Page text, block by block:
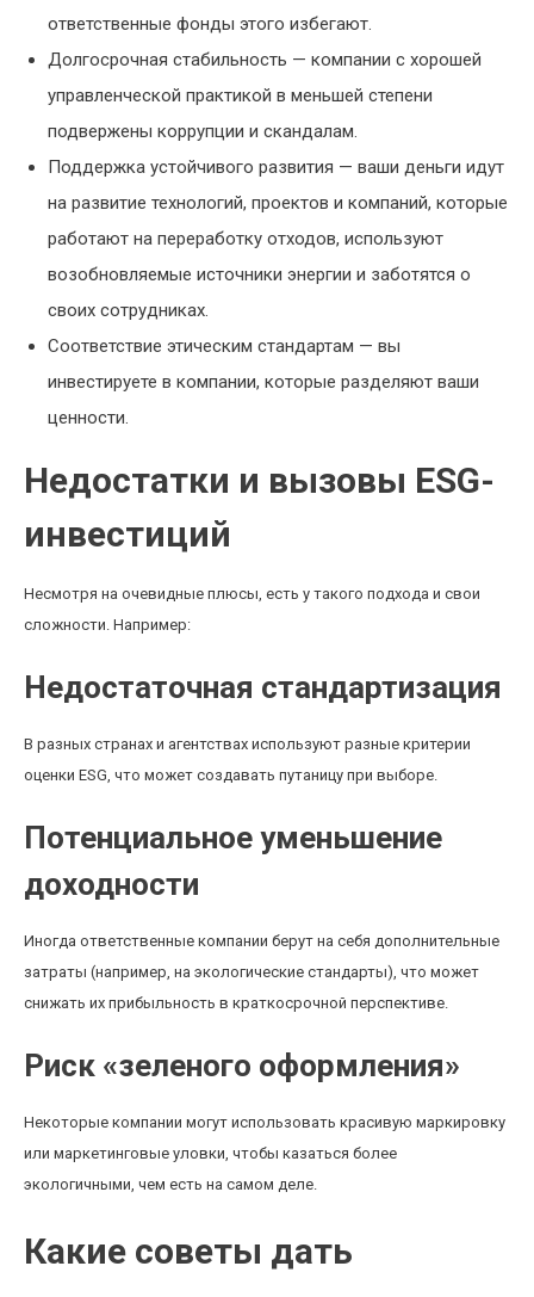
ответственные фонды этого избегают.
Долгосрочная стабильность — компании с хорошей
управленческой практикой в меньшей степени
подвержены коррупции и скандалам.
Поддержка устойчивого развития — ваши деньги идут
на развитие технологий, проектов и компаний, которые
работают на переработку отходов, используют
возобновляемые источники энергии и заботятся о
своих сотрудниках.
Соответствие этическим стандартам — вы
инвестируете в компании, которые разделяют ваши
ценности.
Недостатки и вызовы ESG-
инвестиций
Несмотря на очевидные плюсы, есть у такого подхода и свои
сложности. Например:
Недостаточная стандартизация
В разных странах и агентствах используют разные критерии
оценки ESG, что может создавать путаницу при выборе.
Потенциальное уменьшение
доходности
Иногда ответственные компании берут на себя дополнительные
затраты (например, на экологические стандарты), что может
снижать их прибыльность в краткосрочной перспективе.
Риск «зеленого оформления»
Некоторые компании могут использовать красивую маркировку
или маркетинговые уловки, чтобы казаться более
экологичными, чем есть на самом деле.
Какие советы дать